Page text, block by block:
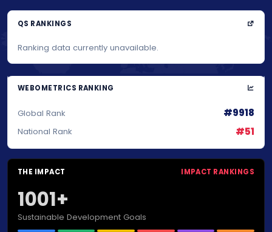
QS RANKINGS
Ranking data currently unavailable.
WEBOMETRICS RANKING
Global Rank #9918
National Rank #51
THE IMPACT IMPACT RANKINGS
1001+
Sustainable Development Goals